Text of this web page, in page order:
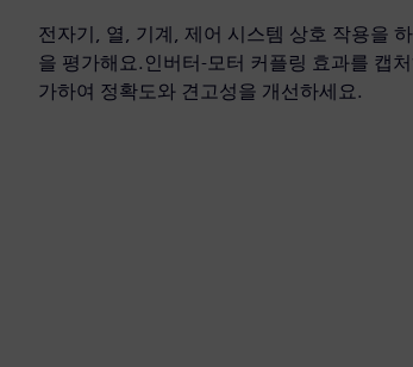
전자기, 열, 기계, 제어 시스템 상호 작용을
을 평가해요.인버터-모터 커플링 효과를 캡
가하여 정확도와 견고성을 개선하세요.